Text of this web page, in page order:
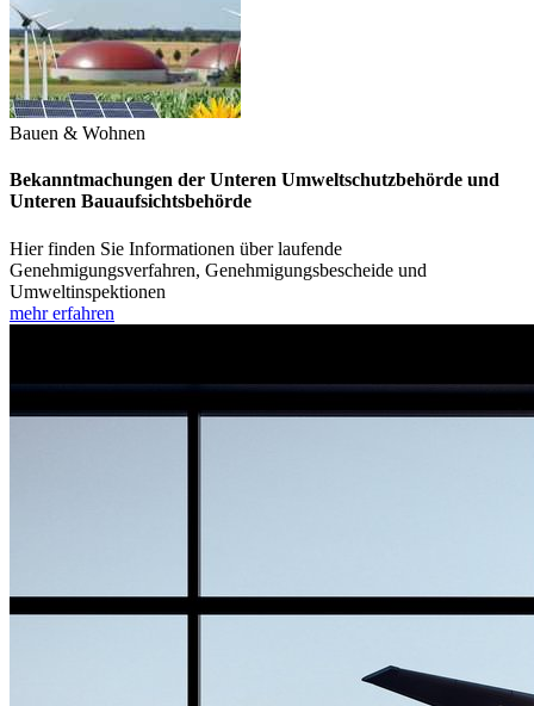
Bauen & Wohnen
Bekanntmachungen der Unteren Umweltschutzbehörde und
Unteren Bauaufsichtsbehörde
Hier finden Sie Informationen über laufende
Genehmigungsverfahren, Genehmigungsbescheide und
Umweltinspektionen
mehr erfahren